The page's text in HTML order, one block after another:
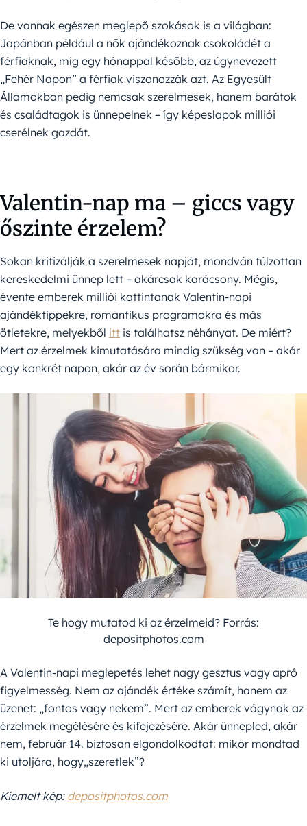
De vannak egészen meglepő szokások is a világban:
Japánban például a nők ajándékoznak csokoládét a
férfiaknak, míg egy hónappal később, az úgynevezett
„Fehér Napon” a férfiak viszonozzák azt. Az Egyesült
Államokban pedig nemcsak szerelmesek, hanem barátok
és családtagok is ünnepelnek – így képeslapok milliói
cserélnek gazdát.
Valentin-nap ma – giccs vagy
őszinte érzelem?
Sokan kritizálják a szerelmesek napját, mondván túlzottan
kereskedelmi ünnep lett – akárcsak karácsony. Mégis,
évente emberek milliói kattintanak Valentin-napi
ajándéktippekre, romantikus programokra és más
ötletekre, melyekből itt is találhatsz néhányat. De miért?
Mert az érzelmek kimutatására mindig szükség van – akár
egy konkrét napon, akár az év során bármikor.
Te hogy mutatod ki az érzelmeid? Forrás:
depositphotos.com
A Valentin-napi meglepetés lehet nagy gesztus vagy apró
figyelmesség. Nem az ajándék értéke számít, hanem az
üzenet: „fontos vagy nekem”. Mert az emberek vágynak az
érzelmek megélésére és kifejezésére. Akár ünnepled, akár
nem, február 14. biztosan elgondolkodtat: mikor mondtad
ki utoljára, hogy„szeretlek”?
Kiemelt kép: depositphotos.com